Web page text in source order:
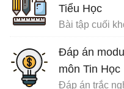
Tiểu Học
Đáp án
môn Tin Học